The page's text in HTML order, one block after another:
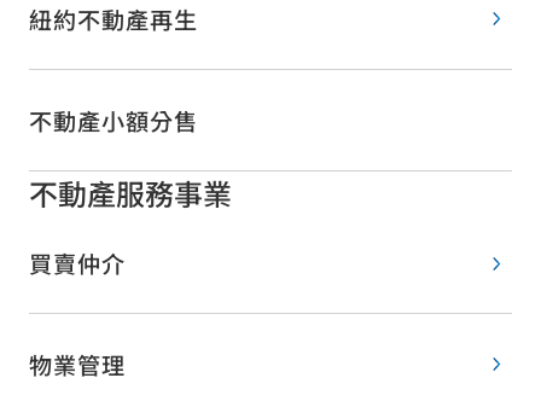
紐約不動產再生
不動產小額分售
不動產服務事業
買賣仲介
物業管理